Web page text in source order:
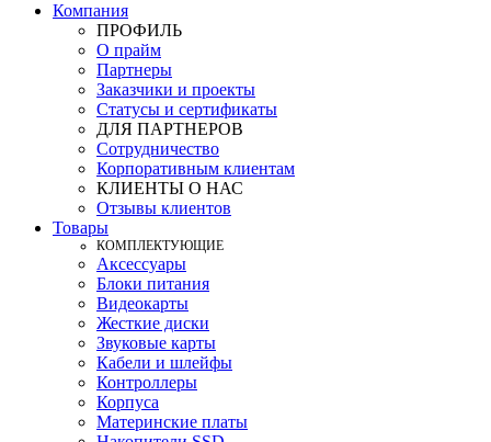
Компания
ПРОФИЛЬ
О прайм
Партнеры
Заказчики и проекты
Статусы и сертификаты
ДЛЯ ПАРТНЕРОВ
Сотрудничество
Корпоративным клиентам
КЛИЕНТЫ О НАС
Отзывы клиентов
Товары
КOМПЛЕКТУЮЩИЕ
Аксессуары
Блоки питания
Видеокарты
Жесткие диски
Звуковые карты
Кабели и шлейфы
Контроллеры
Корпуса
Материнские платы